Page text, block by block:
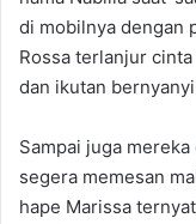
di mobilnya dengan
Rossa terlanjur
dan ikutan
Sampai juga
segera memesan
hape Marissa